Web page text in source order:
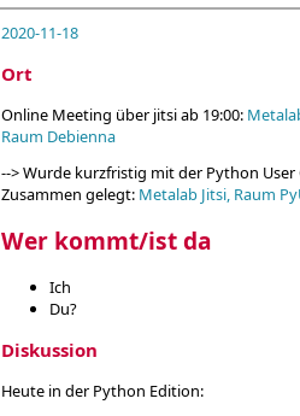
2020-11-18
Ort
Online Meeting über jitsi ab 19:00:
Raum Debienna
--> Wurde kurzfristig mit der Python User
Zusammen gelegt: Metalab Jitsi, Raum
Wer kommt/ist da
Ich
Du?
Diskussion
Heute in der Python Edition: